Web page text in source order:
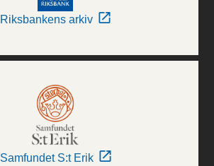
Riksbankens arkiv
Samfundet S:t Erik